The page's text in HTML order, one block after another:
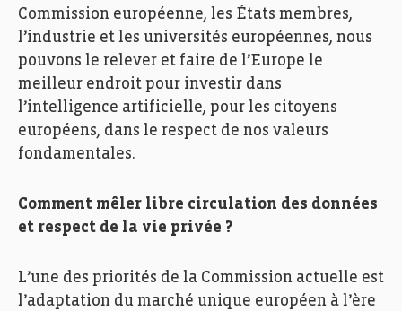
Commission européenne, les États membres,
l’industrie et les universités européennes, nous
pouvons le relever et faire de l’Europe le
meilleur endroit pour investir dans
l’intelligence artificielle, pour les citoyens
européens, dans le respect de nos valeurs
fondamentales.
Comment mêler libre circulation des données
et respect de la vie privée ?
L’une des priorités de la Commission actuelle est
l’adaptation du marché unique européen à l’ère